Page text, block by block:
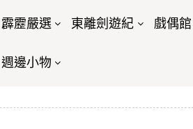
霹靂嚴選 東離劍遊紀 戲偶館
週邊小物